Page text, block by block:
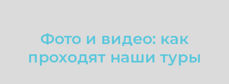
Фото и видео: как
проходят наши туры